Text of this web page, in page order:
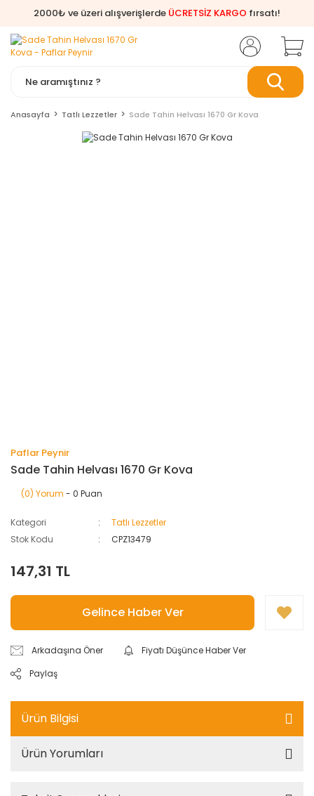
2000₺ ve üzeri alışverişlerde ÜCRETSİZ KARGO fırsatı!
Anasayfa Tatlı Lezzetler Sade Tahin Helvası 1670 Gr Kova
Paflar Peynir
Sade Tahin Helvası 1670 Gr Kova
(0) Yorum - 0 Puan
Kategori
Tatlı Lezzetler
Stok Kodu
CPZ13479
147,31 TL
Gelince Haber Ver
Arkadaşına Öner
Fiyatı Düşünce Haber Ver
Paylaş
Ürün Bilgisi
Ürün Yorumları